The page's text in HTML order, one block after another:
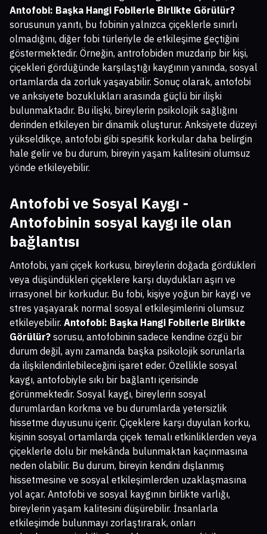
Antofobi: Başka Hangi Fobilerle Birlikte Görülür?
sorusunun yanıtı, bu fobinin yalnızca çiçeklerle sınırlı
olmadığını, diğer fobi türleriyle de etkileşime geçtiğini
göstermektedir. Örneğin, antrofobiden muzdarip bir kişi,
çiçekleri gördüğünde karşılaştığı kaygının yanında, sosyal
ortamlarda da zorluk yaşayabilir. Sonuç olarak, antofobi
ve anksiyete bozuklukları arasında güçlü bir ilişki
bulunmaktadır. Bu ilişki, bireylerin psikolojik sağlığını
derinden etkileyen bir dinamik oluşturur. Anksiyete düzeyi
yükseldikçe, antofobi gibi spesifik korkular daha belirgin
hale gelir ve bu durum, bireyin yaşam kalitesini olumsuz
yönde etkileyebilir.
Antofobi ve Sosyal Kaygı -
Antofobinin sosyal kaygı ile olan
bağlantısı
Antofobi, yani çiçek korkusu, bireylerin doğada gördükleri
veya düşündükleri çiçeklere karşı duydukları aşırı ve
irrasyonel bir korkudur. Bu fobi, kişiye yoğun bir kaygı ve
stres yaşayarak normal sosyal etkileşimlerini olumsuz
etkileyebilir. Antofobi: Başka Hangi Fobilerle Birlikte
Görülür? sorusu, antofobinin sadece kendine özgü bir
durum değil, aynı zamanda başka psikolojik sorunlarla
da ilişkilendirilebileceğini işaret eder. Özellikle sosyal
kaygı, antofobiyle sıkı bir bağlantı içerisinde
görünmektedir. Sosyal kaygı, bireylerin sosyal
durumlardan korkma ve bu durumlarda yetersizlik
hissetme duyusunu içerir. Çiçeklere karşı duyulan korku,
kişinin sosyal ortamlarda çiçek temalı etkinliklerden veya
çiçeklerle dolu bir mekânda bulunmaktan kaçınmasına
neden olabilir. Bu durum, bireyin kendini dışlanmış
hissetmesine ve sosyal etkileşimlerden uzaklaşmasına
yol açar. Antofobi ve sosyal kaygının birlikte varlığı,
bireylerin yaşam kalitesini düşürebilir. İnsanlarla
etkileşimde bulunmayı zorlaştırarak, onları